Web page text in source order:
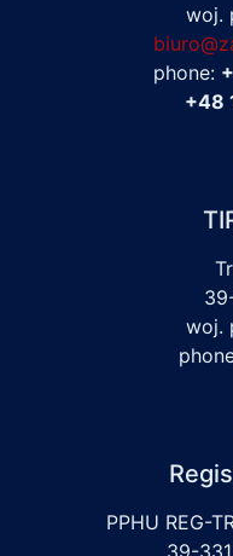
woj.
phone:
+48
woj.
PPHU REG-
39-